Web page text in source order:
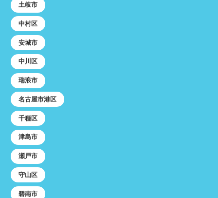
土岐市
中村区
安城市
中川区
瑞浪市
名古屋市港区
千種区
津島市
瀬戸市
守山区
碧南市